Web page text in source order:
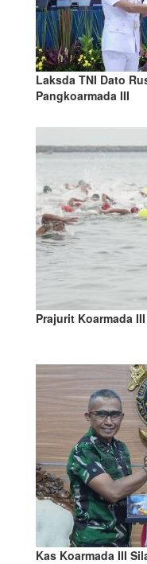
Laksda TNI Dato
Pangkoarmada III
Prajurit Koarmada
Kas Koarmada III